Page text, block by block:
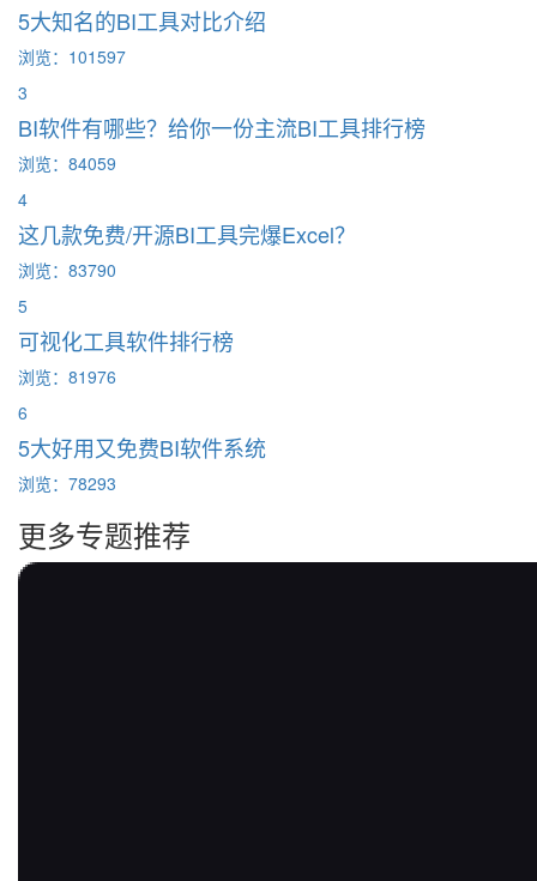
5大知名的BI工具对比介绍
浏览：101597
3
BI软件有哪些？给你一份主流BI工具排行榜
浏览：84059
4
这几款免费/开源BI工具完爆Excel？
浏览：83790
5
可视化工具软件排行榜
浏览：81976
6
5大好用又免费BI软件系统
浏览：78293
更多专题推荐